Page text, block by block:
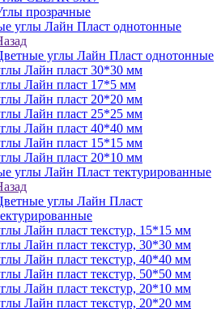
прозрачные
углы Лайн Пласт однотонные
углы Лайн Пласт однотонные
Лайн пласт 30*30 мм
Лайн пласт 17*5 мм
Лайн пласт 20*20 мм
Лайн пласт 25*25 мм
Лайн пласт 40*40 мм
Лайн пласт 15*15 мм
Лайн пласт 20*10 мм
углы Лайн Пласт тектурированные
углы Лайн Пласт
Лайн пласт текстур, 15*15 мм
Лайн пласт текстур, 30*30 мм
Лайн пласт текстур, 40*40 мм
Лайн пласт текстур, 50*50 мм
Лайн пласт текстур, 20*10 мм
Лайн пласт текстур, 20*20 мм